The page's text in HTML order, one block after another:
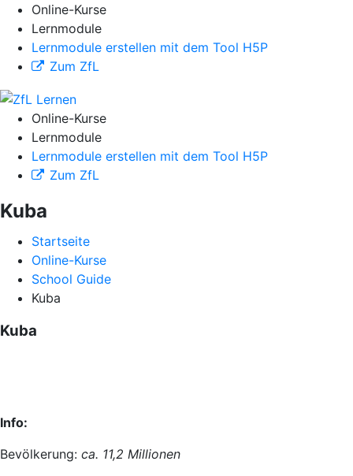
Online-Kurse
Lernmodule
Lernmodule erstellen mit dem Tool H5P
Zum ZfL
Online-Kurse
Lernmodule
Lernmodule erstellen mit dem Tool H5P
Zum ZfL
Kuba
Startseite
Online-Kurse
School Guide
Kuba
Kuba
Info:
Bevölkerung: ca. 11,2 Millionen